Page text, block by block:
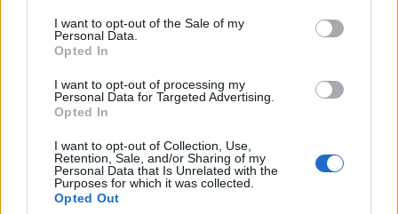
consent section.
I want to opt-out of the Sale of my
Personal Data.
Opted In
I want to opt-out of processing my
Personal Data for Targeted Advertising.
Opted In
I want to opt-out of Collection, Use,
Retention, Sale, and/or Sharing of my
Personal Data that Is Unrelated with the
Purposes for which it was collected.
Opted Out
investimento de longo prazo deve ser lucrativo.
Usando dados de preços anteriores, modelagem preditiva
e sentimento do investidor extraído de várias fontes online,
uma previsão de preço da Ellipsis (EPS) de cerca de US $
ser possível em 2022-2025 dados os fundamentos da
Ellipsis e dados de preços anteriores do token EPS.